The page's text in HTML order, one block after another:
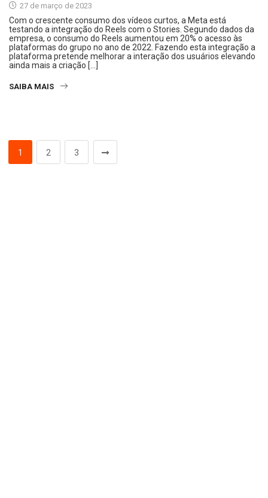
27 de março de 2023
Com o crescente consumo dos vídeos curtos, a Meta está
testando a integração do Reels com o Stories. Segundo dados da
empresa, o consumo do Reels aumentou em 20% o acesso às
plataformas do grupo no ano de 2022. Fazendo esta integração a
plataforma pretende melhorar a interação dos usuários elevando
ainda mais a criação […]
SAIBA MAIS
1 2 3